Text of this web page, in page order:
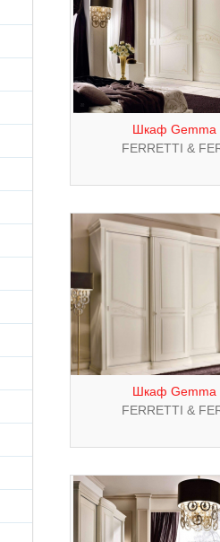
Шкаф Gemma
FERRETTI &
Шкаф Gemma
FERRETTI &